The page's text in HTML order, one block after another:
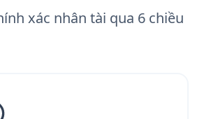
xác nhân tài qua 6 chiều